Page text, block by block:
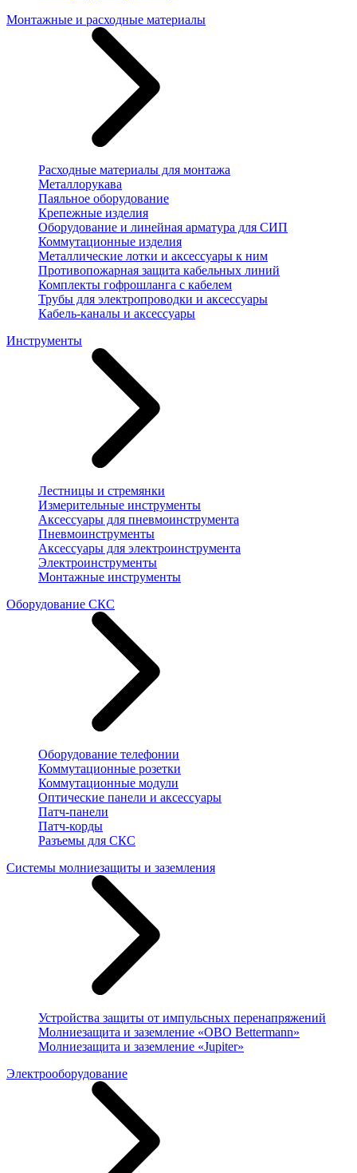
Монтажные и расходные материалы
Расходные материалы для монтажа
Металлорукава
Паяльное оборудование
Крепежные изделия
Оборудование и линейная арматура для СИП
Коммутационные изделия
Металлические лотки и аксессуары к ним
Противопожарная защита кабельных линий
Комплекты гофрошланга с кабелем
Трубы для электропроводки и аксессуары
Кабель-каналы и аксессуары
Инструменты
Лестницы и стремянки
Измерительные инструменты
Аксессуары для пневмоинструмента
Пневмоинструменты
Аксессуары для электроинструмента
Электроинструменты
Монтажные инструменты
Оборудование СКС
Оборудование телефонии
Коммутационные розетки
Коммутационные модули
Оптические панели и аксессуары
Патч-панели
Патч-корды
Разъемы для СКС
Системы молниезащиты и заземления
Устройства защиты от импульсных перенапряжений
Молниезащита и заземление «OBO Bettermann»
Молниезащита и заземление «Jupiter»
Электрооборудование